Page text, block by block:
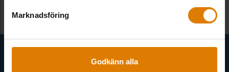
Marknadsföring
Godkänn alla
Få senaste nytt direkt i din inkorg